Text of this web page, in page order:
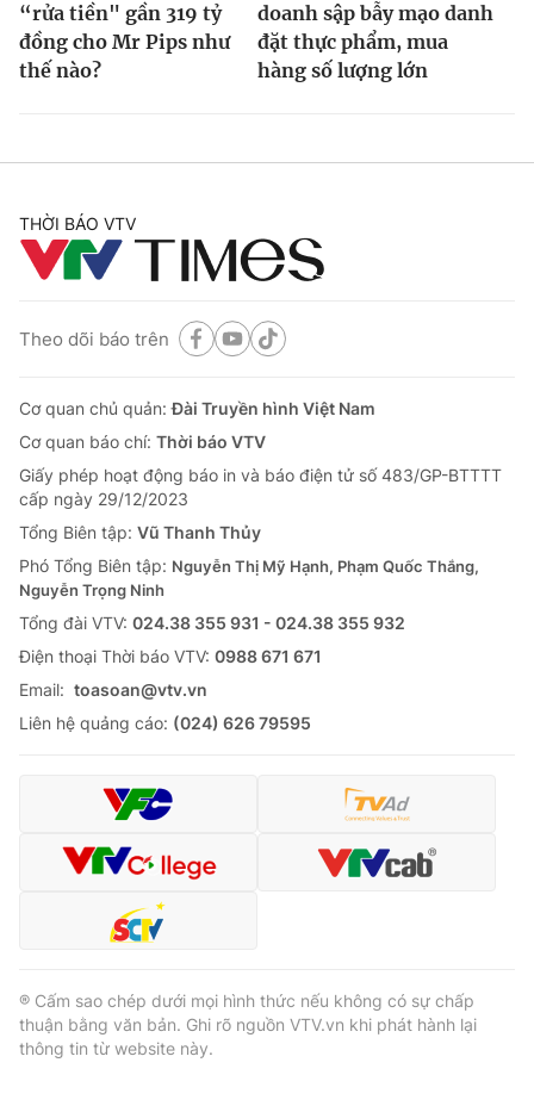
“rửa tiền" gần 319 tỷ
đồng cho Mr Pips như
thế nào?
doanh sập bẫy mạo danh
đặt thực phẩm, mua
hàng số lượng lớn
THỜI BÁO VTV
Theo dõi báo trên
Cơ quan chủ quản:Đài Truyền hình Việt Nam
Cơ quan báo chí: Thời báo VTV
Giấy phép hoạt động báo in và báo điện tử số 483/GP-BTTTT
cấp ngày 29/12/2023
Tổng Biên tập: Vũ Thanh Thủy
Phó Tổng Biên tập: Nguyễn Thị Mỹ Hạnh, Phạm Quốc Thắng,
Nguyễn Trọng Ninh
Tổng đài VTV: 024.38 355 931 - 024.38 355 932
Ðiện thoại Thời báo VTV: 0988 671 671
Email: toasoan@vtv.vn
Liên hệ quảng cáo: (024) 626 79595
® Cấm sao chép dưới mọi hình thức nếu không có sự chấp
thuận bằng văn bản. Ghi rõ nguồn VTV.vn khi phát hành lại
thông tin từ website này.